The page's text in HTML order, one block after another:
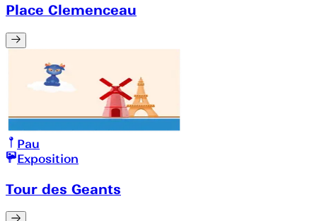
Place Clemenceau
Pau
Exposition
Tour des Geants